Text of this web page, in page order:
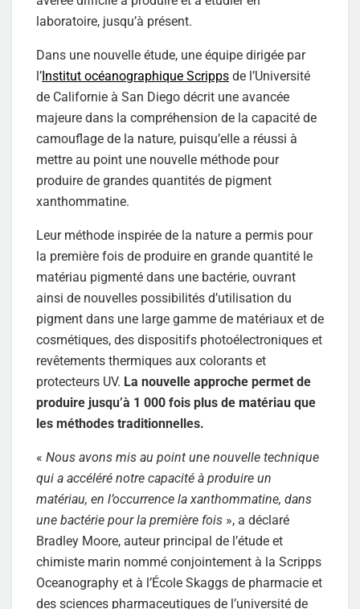
laboratoire, jusqu’à présent.
Dans une nouvelle étude, une équipe dirigée par
l’Institut océanographique Scripps de l’Université
de Californie à San Diego décrit une avancée
majeure dans la compréhension de la capacité de
camouflage de la nature, puisqu’elle a réussi à
mettre au point une nouvelle méthode pour
produire de grandes quantités de pigment
xanthommatine.
Leur méthode inspirée de la nature a permis pour
la première fois de produire en grande quantité le
matériau pigmenté dans une bactérie, ouvrant
ainsi de nouvelles possibilités d’utilisation du
pigment dans une large gamme de matériaux et de
cosmétiques, des dispositifs photoélectroniques et
revêtements thermiques aux colorants et
protecteurs UV. La nouvelle approche permet de
produire jusqu’à 1 000 fois plus de matériau que
les méthodes traditionnelles.
« Nous avons mis au point une nouvelle technique
qui a accéléré notre capacité à produire un
matériau, en l’occurrence la xanthommatine, dans
une bactérie pour la première fois », a déclaré
Bradley Moore, auteur principal de l’étude et
chimiste marin nommé conjointement à la Scripps
Oceanography et à l’École Skaggs de pharmacie et
des sciences pharmaceutiques de l’université de